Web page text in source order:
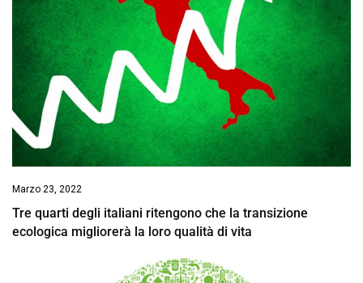
Marzo 23, 2022
Tre quarti degli italiani ritengono che la transizione
ecologica migliorerà la loro qualità di vita